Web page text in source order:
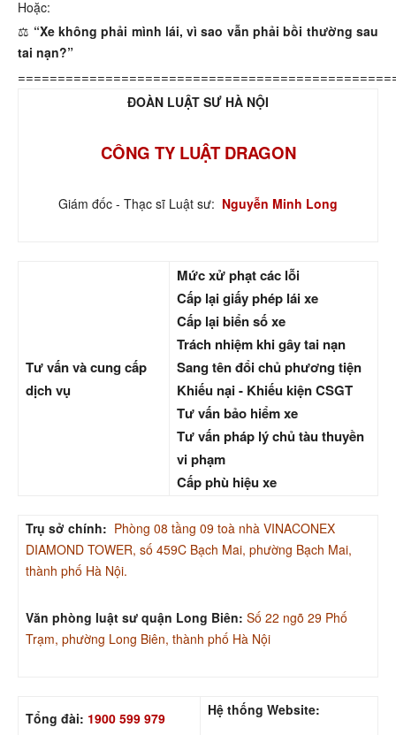
Hoặc:
⚖️ “Xe không phải mình lái, vì sao vẫn phải bồi thường sau
tai nạn?”
ĐOÀN LUẬT SƯ HÀ NỘI
CÔNG TY LUẬT DRAGON
Giám đốc - Thạc sĩ Luật sư: Nguyễn Minh Long
Tư vấn và cung cấp
dịch vụ
Mức xử phạt các lỗi
Cấp lại giấy phép lái xe
Cấp lại biển số xe
Trách nhiệm khi gây tai nạn
Sang tên đổi chủ phương tiện
Khiếu nại - Khiếu kiện CSGT
Tư vấn bảo hiểm xe
Tư vấn pháp lý chủ tàu thuyền
vi phạm
Cấp phù hiệu xe
Trụ sở chính: Phòng 08 tầng 09 toà nhà VINACONEX
DIAMOND TOWER, số 459C Bạch Mai, phường Bạch Mai,
thành phố Hà Nội.
Văn phòng luật sư quận Long Biên: Số 22 ngõ 29 Phố
Trạm, phường Long Biên, thành phố Hà Nội
Tổng đài: 1900 599 979 Hệ thống Website: